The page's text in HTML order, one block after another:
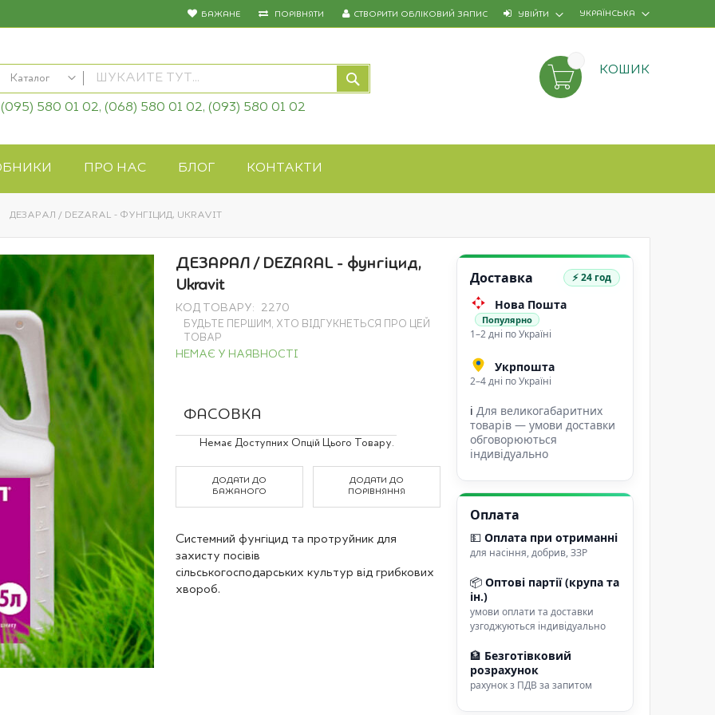
УКРАЇНСЬКА
БАЖАНЕ ПОРІВНЯТИ УВІЙТИ
СТВОРИТИ ОБЛІКОВИЙ ЗАПИС
Каталог
КАТАЛОГ
Системи поливу
Укривні матеріали
Товари для дому
Крупи оптом
Польові культури
(095) 580 01 02, (068) 580 01 02, (093) 580 01 02
КОШИК
ПРО НАС БЛОГ КОНТАКТИ
ДЕЗАРАЛ / DEZARAL - ФУНГІЦИД, UKRAVIT
ДЕЗАРАЛ / DEZARAL - фунгіцид,
Ukravit
КОД ТОВАРУ 2270
БУДЬТЕ ПЕРШИМ, ХТО ВІДГУКНЕТЬСЯ ПРО ЦЕЙ
ТОВАР
НЕМАЄ У НАЯВНОСТІ
Grouped
items
ФАСОВКА
Немає Доступних Опцій Цього Товару.
ДОДАТИ ДО
БАЖАНОГО
ДОДАТИ ДО
ПОРІВНЯННЯ
Системний фунгіцид та протруйник для
захисту посівів
сільськогосподарських культур від грибкових
хвороб.
Доставка ⚡ 24 год
Нова Пошта
Популярно
1–2 дні по Україні
Укрпошта
2–4 дні по Україні
ℹДля великогабаритних
товарів — умови доставки
обговорюються
індивідуально
Оплата
💵Оплата при отриманні
для насіння, добрив, ЗЗР
📦Оптові партії (крупа та
ін.)
умови оплати та доставки
узгоджуються індивідуально
🏦 Безготівковий
розрахунок
рахунок з ПДВ за запитом